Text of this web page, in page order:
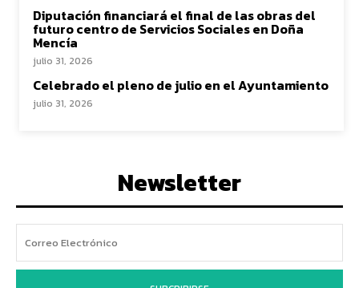
Diputación financiará el final de las obras del
futuro centro de Servicios Sociales en Doña
Mencía
julio 31, 2026
Celebrado el pleno de julio en el Ayuntamiento
julio 31, 2026
Newsletter